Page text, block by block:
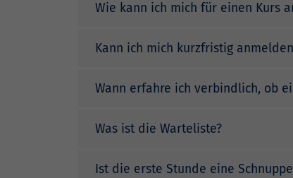
Wie kann ich mich für einen Kurs
Kann ich mich kurzfristig
Wann erfahre ich verbindlich, ob
Was ist die Warteliste?
Ist die erste Stunde eine